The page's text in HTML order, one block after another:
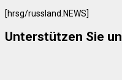
[hrsg/russland.NEWS]
Unterstützen Sie